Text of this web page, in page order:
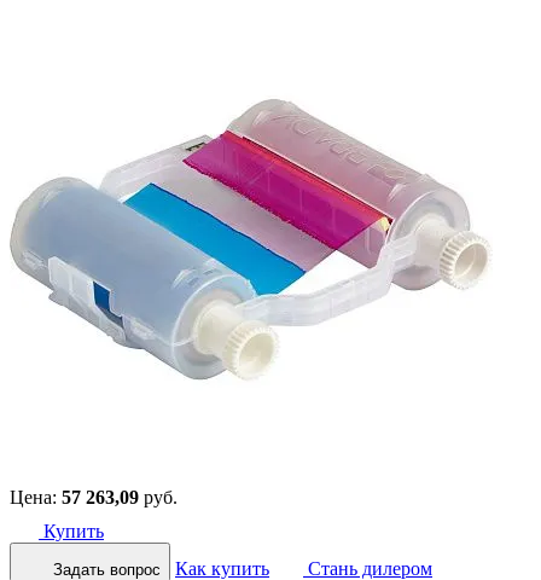
Цена: 57 263,09 руб.
Купить
Задать вопрос Как купить
Стань дилером